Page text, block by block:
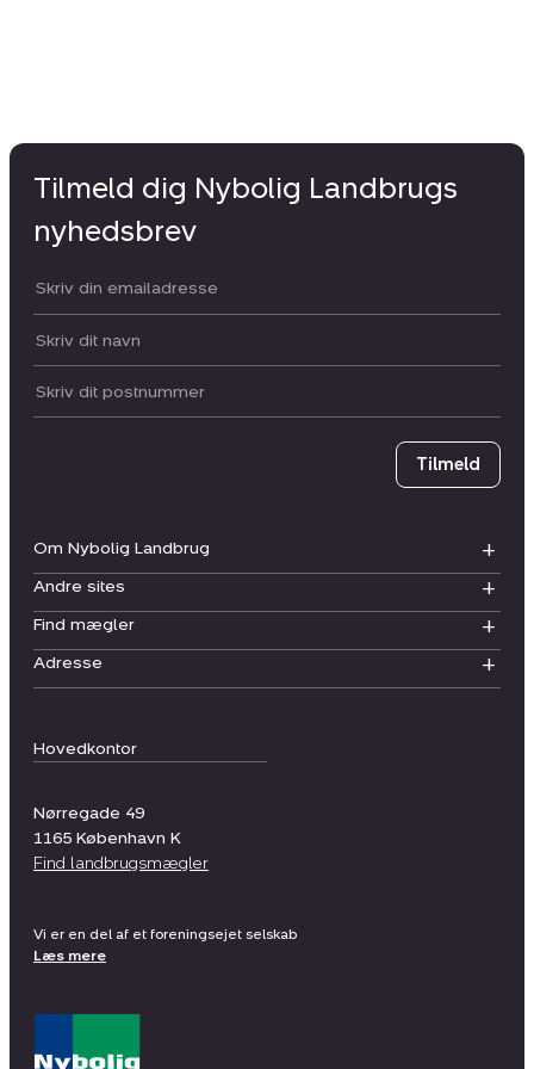
Hovedkontor
Nørregade 49
1165 København K
Find landbrugsmægler
Om Nybolig Landbrug
Andre sites
Find mægler
Adresse
Tilmeld dig Nybolig Landbrugs
nyhedsbrev
Din email:
Dit navn:
Postnummer
Tilmeld
Vi er en del af et foreningsejet selskab
Læs mere